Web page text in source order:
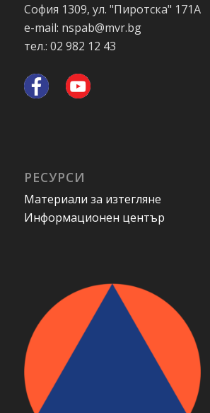
София 1309, ул. "Пиротска" 171А
e-mail: nspab@mvr.bg
тел.: 02 982 12 43
РЕСУРСИ
Материали за изтегляне
Информационен център